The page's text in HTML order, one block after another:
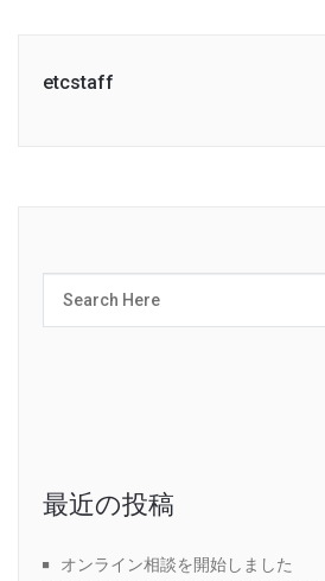
etcstaff
最近の投稿
オンライン相談を開始しました